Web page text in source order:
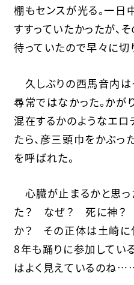
棚もセンスが光る。一日
すすっていたかったが、
待っていたので早々に切
久しぶりの西馬音内
尋常ではなかった。かが
混在するかのようなエロ
たら、彦三頭巾をかぶ
を呼ばれた。
心臓が止まるかと思っ
た？ なぜ？ 死に神？
か？ その正体は土崎に
8年も踊りに参加してい
はよく見えているのね